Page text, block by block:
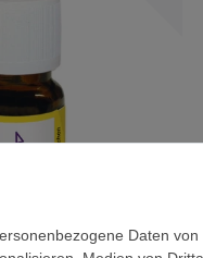
Daten von